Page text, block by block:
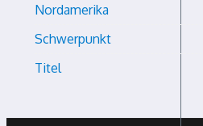
Nordamerika
Schwerpunkt
Titel